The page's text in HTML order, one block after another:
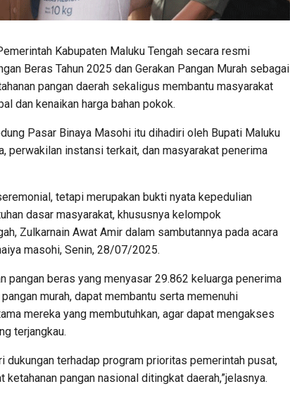
Kabupaten Maluku Tengah secara resmi
Beras Tahun 2025 dan Gerakan Pangan Murah sebagai
pangan daerah sekaligus membantu masyarakat
dan kenaikan harga bahan pokok.
Pasar Binaya Masohi itu dihadiri oleh Bupati Maluku
perwakilan instansi terkait, dan masyarakat penerima
tetapi merupakan bukti nyata kepedulian
dasar masyarakat, khususnya kelompok
Zulkarnain Awat Amir dalam sambutannya pada acara
masohi, Senin, 28/07/2025.
pangan beras yang menyasar 29.862 keluarga penerima
murah, dapat membantu serta memenuhi
mereka yang membutuhkan, agar dapat mengakses
terjangkau.
dukungan terhadap program prioritas pemerintah pusat,
pangan nasional ditingkat daerah,”jelasnya.